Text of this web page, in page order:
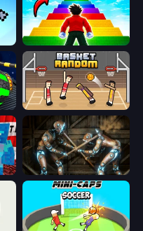
Obby Highest Jump Ever
Rolling Balls Space Race Basket Random
Striker Dummies